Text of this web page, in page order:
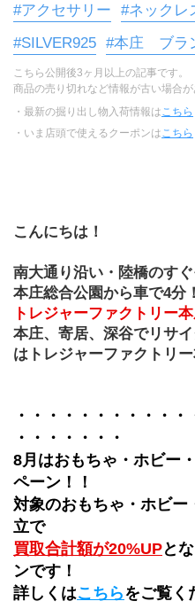
#アクセサリー #ネックレ
#SILVER925 #本庄 ブラ
こちら公開後3ヶ月以上の記事です。
商品の売り切れなど情報が古い場合が
・最新の掘り出し物入荷情報は こちら
・いま店頭で使えるクーポンは こちら
こんにちは！
南大通り沿い・陸橋のすぐ
本庄総合公園から車で4分！
トレジャーファクトリー
本庄、寄居、深谷でリサ
はトレジャーファクトリー
・・・・・・・・・・
・・・・・・・
8月はおもちゃ・ホビー
ペーン！！
対象のおもちゃ・ホビー
立で
買取合計額が20%UPと
ンです！
詳しくはこちらをご覧く